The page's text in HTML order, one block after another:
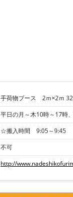
手荷物ブース 2ｍ×2ｍ
平日の月～木10時～17時、
☆搬入時間 9:05～9:45
不可
http://